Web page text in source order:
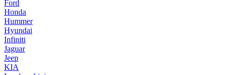
Ford
Honda
Hummer
Hyundai
Infiniti
Jaguar
Jeep
KIA